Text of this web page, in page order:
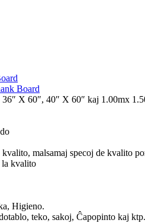
Board
X 60″, 40″ X 60″ kaj 1.00mx
malsamaj specoj de kvalito
la kvalito
Higieno.
teko, sakoj, Ĉapopinto kaj ktp.